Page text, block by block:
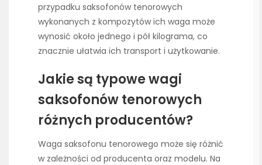
przypadku saksofonów tenorowych
wykonanych z kompozytów ich waga może
wynosić około jednego i pół kilograma, co
znacznie ułatwia ich transport i użytkowanie.
Jakie są typowe wagi
saksofonów tenorowych
różnych producentów?
Waga saksofonu tenorowego może się różnić
w zależności od producenta oraz modelu. Na